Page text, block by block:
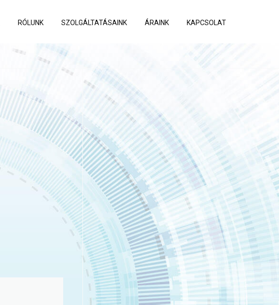
RÓLUNK SZOLGÁLTATÁSAINK ÁRAINK KAPCSOLAT